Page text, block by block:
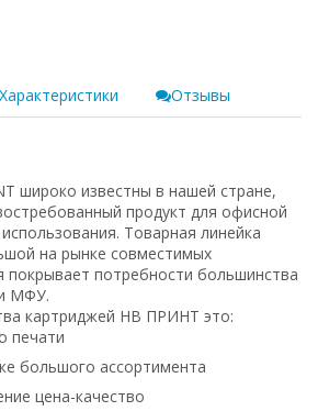
Характеристики Отзывы
широко известны в нашей стране,
продукт для офисной
Товарная линейка
на рынке совместимых
покрывает потребности большинства
МФУ.
картриджей НВ ПРИНТ это:
печати
большого ассортимента
цена-качество